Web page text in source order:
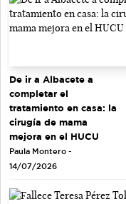
De ir a Albacete a
completar el
tratamiento en casa: la
cirugía de mama
mejora en el HUCU
Paula Montero -
14/07/2026